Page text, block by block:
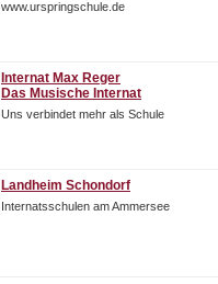
www.urspringschule.de
Internat Max Reger
Das Musische Internat
Uns verbindet mehr als Schule
Landheim Schondorf
Internatsschulen am Ammersee